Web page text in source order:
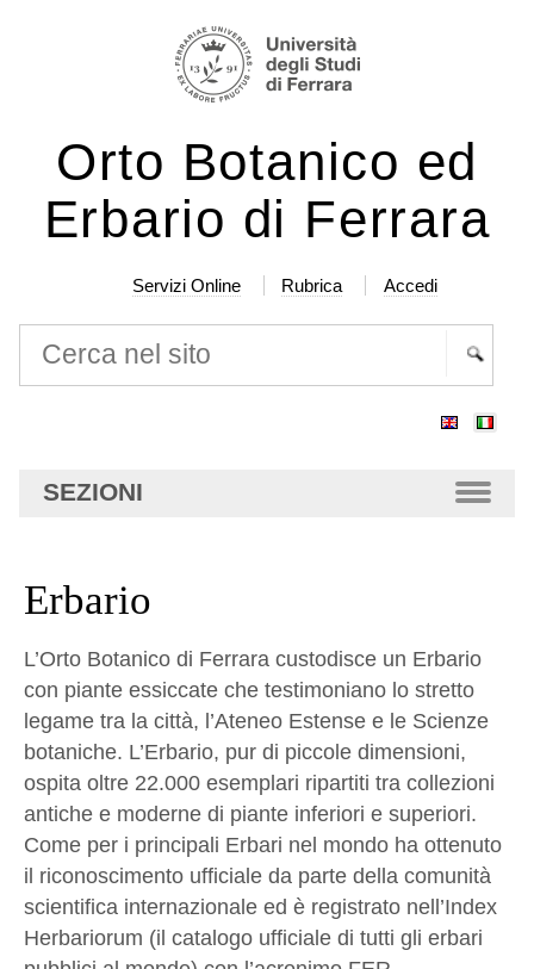
Salta
navigazione
Orto Botanico ed
Erbario di Ferrara
Servizi Online Rubrica Accedi
SEZIONI
Erbario
L’Orto Botanico di Ferrara custodisce un Erbario
con piante essiccate che testimoniano lo stretto
legame tra la città, l’Ateneo Estense e le Scienze
botaniche. L’Erbario, pur di piccole dimensioni,
ospita oltre 22.000 esemplari ripartiti tra collezioni
antiche e moderne di piante inferiori e superiori.
Come per i principali Erbari nel mondo ha ottenuto
il riconoscimento ufficiale da parte della comunità
scientifica internazionale ed è registrato nell’Index
Herbariorum (il catalogo ufficiale di tutti gli erbari